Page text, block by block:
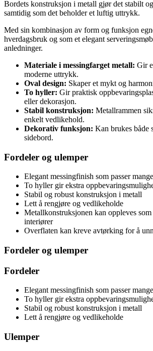
Bordets konstruksjon i metall gjør det stabilt
samtidig som det beholder et luftig uttrykk.
Med sin kombinasjon av form og funksjon
hverdagsbruk og som et elegant
anledninger.
Materiale i messingfarget metall: Gir
moderne uttrykk.
Oval design: Skaper et mykt og
To hyller: Gir praktisk
eller dekorasjon.
Stabil konstruksjon: Metallrammen
enkelt vedlikehold.
Dekorativ funksjon: Kan brukes både
sidebord.
Fordeler og ulemper
Elegant messingfinish som passer
To hyller gir ekstra
Stabil og robust konstruksjon i metall
Lett å rengjøre og vedlikeholde
Metallkonstruksjonen kan oppleves
interiører
Overflaten kan kreve avtørking for å
Fordeler og ulemper
Fordeler
Elegant messingfinish som passer
To hyller gir ekstra
Stabil og robust konstruksjon i metall
Lett å rengjøre og vedlikeholde
Ulemper